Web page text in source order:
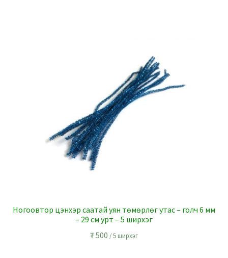
Ногоовтор цэнхэр саатай уян төмөрлөг утас – голч 6 мм
– 29 см урт – 5 ширхэг
₮500 / 5 ширхэг